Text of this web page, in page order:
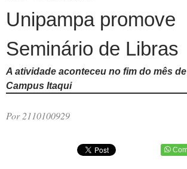
Unipampa promove
Seminário de Libras
A atividade aconteceu no fim do mês
Campus Itaqui
Por 2110100929